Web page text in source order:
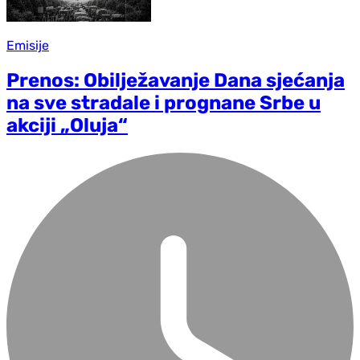
Emisije
Prenos: Obilježavanje Dana sjećanja
na sve stradale i prognane Srbe u
akciji „Oluja“